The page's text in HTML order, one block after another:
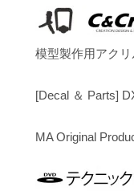
模型製作用アク
[Decal ＆ Parts]
MA Original